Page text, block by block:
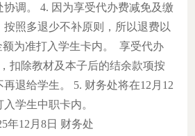
调。
4. 因为享受代办费减免及缴
照多退少不补原则，所以退费以
为准打入学生卡内。
享受代办
扣除教材及本子后的结余款项按
退给学生。
5. 财务处将在12月12
学生中职卡内。
年12月8日 财务处